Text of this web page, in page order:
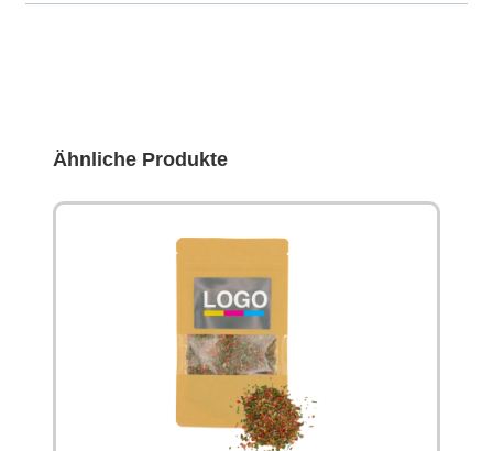
Produktgalerie überspringen
Ähnliche Produkte